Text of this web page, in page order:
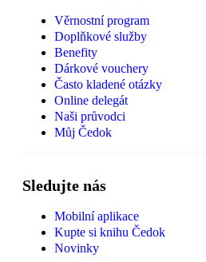
Věrnostní program
Doplňkové služby
Benefity
Dárkové vouchery
Často kladené otázky
Online delegát
Naši průvodci
Můj Čedok
Sledujte nás
Mobilní aplikace
Kupte si knihu Čedok
Novinky